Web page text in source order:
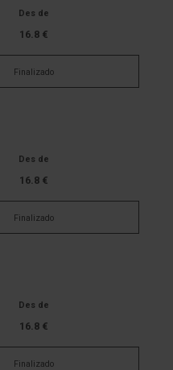
Des de
16.8 €
Finalizado
Des de
16.8 €
Finalizado
Des de
16.8 €
Finalizado